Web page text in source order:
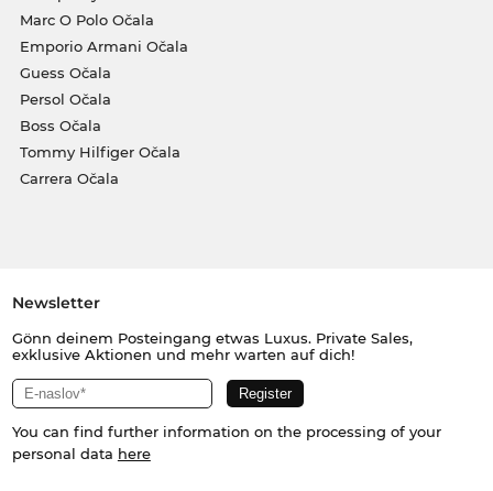
Marc O Polo Očala
Emporio Armani Očala
Guess Očala
Persol Očala
Boss Očala
Tommy Hilfiger Očala
Carrera Očala
Newsletter
Gönn deinem Posteingang etwas Luxus. Private Sales,
exklusive Aktionen und mehr warten auf dich!
You can find further information on the processing of your
personal data here